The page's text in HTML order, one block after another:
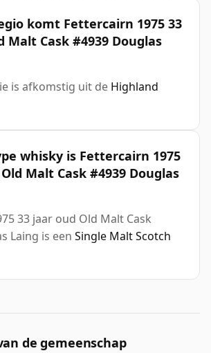
komt Fettercairn 1975 33
Malt Cask #4939 Douglas
is afkomstig uit de Highland
whisky is Fettercairn 1975
Malt Cask #4939 Douglas
33 jaar oud Old Malt Cask
Laing is een Single Malt Scotch
de gemeenschap